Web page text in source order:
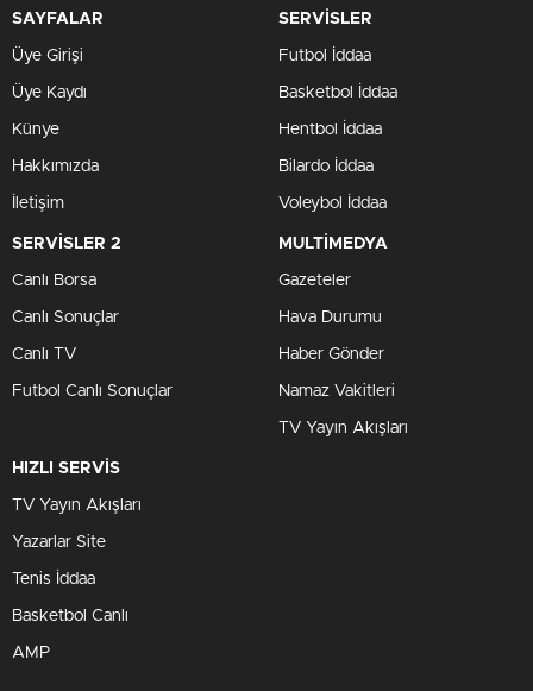
SAYFALAR
Üye Girişi
Üye Kaydı
Künye
Hakkımızda
İletişim
SERVİSLER
Futbol İddaa
Basketbol İddaa
Hentbol İddaa
Bilardo İddaa
Voleybol İddaa
SERVİSLER 2
Canlı Borsa
Canlı Sonuçlar
Canlı TV
Futbol Canlı Sonuçlar
MULTİMEDYA
Gazeteler
Hava Durumu
Haber Gönder
Namaz Vakitleri
TV Yayın Akışları
HIZLI SERVİS
TV Yayın Akışları
Yazarlar Site
Tenis İddaa
Basketbol Canlı
AMP